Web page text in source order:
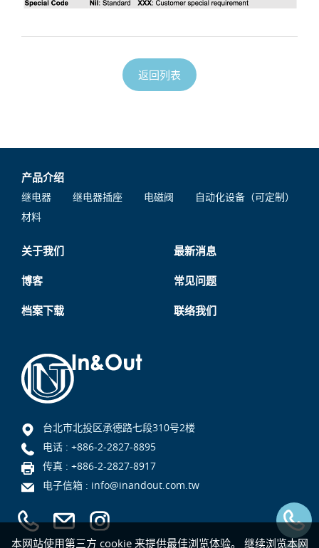
返回列表
本网站使用第三方 cookie 来提供最佳浏览体验。 继续浏览本网
产品介绍
继电器 继电器插座 电磁阀
自动化设备（可定制）
材料
关于我们 最新消息
博客 常见问题
档案下载 联络我们
台北市北投区承德路七段310号2楼
电话 : +886-2-2827-8895
传真 : +886-2-2827-8917
电子信箱 : info@inandout.com.tw